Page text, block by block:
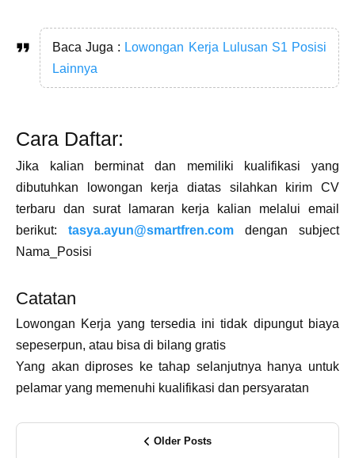
Baca Juga : Lowongan Kerja Lulusan S1 Posisi
Lainnya
Cara Daftar:
Jika kalian berminat dan memiliki kualifikasi yang
dibutuhkan lowongan kerja diatas silahkan kirim CV
terbaru dan surat lamaran kerja kalian melalui email
berikut: tasya.ayun@smartfren.com dengan subject
Nama_Posisi
Catatan
Lowongan Kerja yang tersedia ini tidak dipungut biaya
sepeserpun, atau bisa di bilang gratis
Yang akan diproses ke tahap selanjutnya hanya untuk
pelamar yang memenuhi kualifikasi dan persyaratan
Older Posts